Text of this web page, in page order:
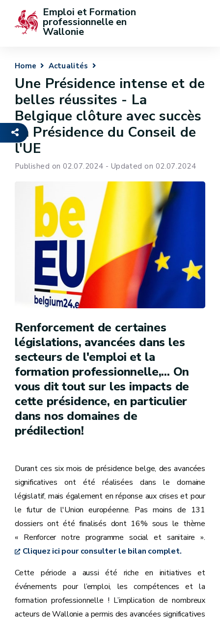
Emploi et Formation
professionnelle en
Wallonie
Home Actualités
Une Présidence intense et de
belles réussites - La
Belgique clôture avec succès
sa Présidence du Conseil de
l'UE
Published on 02.07.2024 - Updated on 02.07.2024
Renforcement de certaines
législations, avancées dans les
secteurs de l'emploi et la
formation professionnelle,... On
vous dit tout sur les impacts de
cette présidence, en particulier
dans nos domaines de
prédilection!
Durant ces six mois de présidence belge, des avancées
significatives ont été réalisées dans le domaine
législatif, mais également en réponse aux crises et pour
le futur de l'Union européenne. Pas moins de 131
dossiers ont été finalisés dont 16% sous le thème
« Renforcer notre programme social et sanitaire ».
Cliquez ici pour consulter le bilan complet.
Cette période a aussi été riche en initiatives et
événements pour l’emploi, les compétences et la
formation professionnelle ! L’implication de nombreux
acteurs de Wallonie a permis des avancées significatives